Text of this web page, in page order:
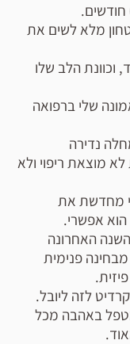
מלא לשים את
וכוונת הלב שלו
שלי ברפואה
נדירה
מוצאת ריפוי ולא
מחדשת את
הוא אפשרי.
האחרונה
פנימית
לזה ליובל.
באהבה מכל